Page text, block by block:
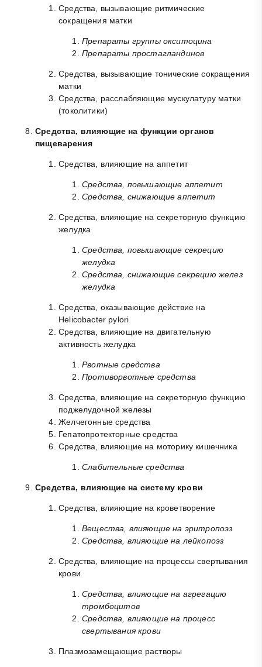
Средства, вызывающие ритмические
сокращения матки
Препараты группы окситоцина
Препараты простагландинов
Средства, вызывающие тонические сокращения
матки
Средства, расслабляющие мускулатуру матки
(токолитики)
Средства, влияющие на функции органов
пищеварения
Средства, влияющие на аппетит
Средства, повышающие аппетит
Средства, снижающие аппетит
Средства, влияющие на секреторную функцию
желудка
Средства, повышающие секрецию
желудка
Средства, снижающие секрецию желез
желудка
Средства, оказывающие действие на
Helicobacter pylori
Средства, влияющие на двигательную
активность желудка
Рвотные средства
Противорвотные средства
Средства, влияющие на секреторную функцию
поджелудочной железы
Желчегонные средства
Гепатопротекторные средства
Средства, влияющие на моторику кишечника
Слабительные средства
Средства, влияющие на систему крови
Средства, влияющие на кроветворение
Вещества, влияющие на эритропоэз
Средства, влияющие на лейкопоэз
Средства, влияющие на процессы свертывания
крови
Средства, влияющие на агрегацию
тромбоцитов
Средства, влияющие на процесс
свертывания крови
Плазмозамещающие растворы